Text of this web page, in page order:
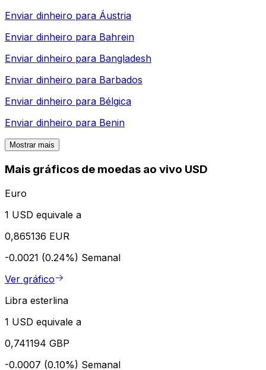
Enviar dinheiro para Áustria
Enviar dinheiro para Bahrein
Enviar dinheiro para Bangladesh
Enviar dinheiro para Barbados
Enviar dinheiro para Bélgica
Enviar dinheiro para Benin
Mostrar mais
Mais gráficos de moedas ao vivo USD
Euro
1 USD equivale a
0,865136 EUR
-0.0021 (0.24%) Semanal
Ver gráfico
Libra esterlina
1 USD equivale a
0,741194 GBP
-0.0007 (0.10%) Semanal